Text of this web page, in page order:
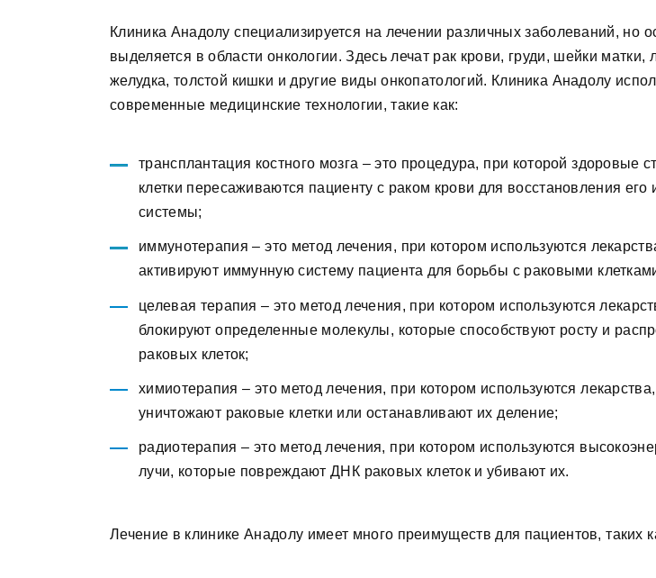
Клиника Анадолу специализируется на лечении различных заболеваний, но
выделяется в области онкологии. Здесь лечат рак крови, груди, шейки матки,
желудка, толстой кишки и другие виды онкопатологий. Клиника Анадолу
современные медицинские технологии, такие как:
трансплантация костного мозга – это процедура, при которой здоровые
клетки пересаживаются пациенту с раком крови для восстановления его
системы;
иммунотерапия – это метод лечения, при котором используются
активируют иммунную систему пациента для борьбы с раковыми
целевая терапия – это метод лечения, при котором используются
блокируют определенные молекулы, которые способствуют росту и
раковых клеток;
химиотерапия – это метод лечения, при котором используются
уничтожают раковые клетки или останавливают их деление;
радиотерапия – это метод лечения, при котором используются
лучи, которые повреждают ДНК раковых клеток и убивают их.
Лечение в клинике Анадолу имеет много преимуществ для пациентов, таких